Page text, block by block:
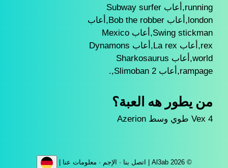
running,أعاب Subway surfer
london,أعاب Bob the robber,أعاب
Swing stickman,أعاب Mexico
rex,أعاب La rex,أعاب Dynamons
world,أعاب Sharkosaurus
rampage,أعاب Slimoban 2,.
من يطور هه العبة؟
Vex 4 طوي وسط Azerion
© Al3ab 2026 | اتصل بنا · الإجم · معلومات عنا |